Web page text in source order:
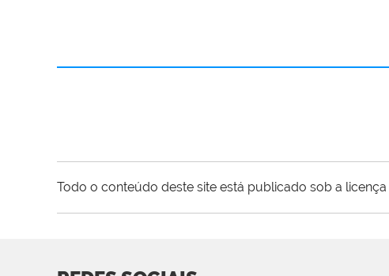
Todo o conteúdo deste site está publicado sob a licença